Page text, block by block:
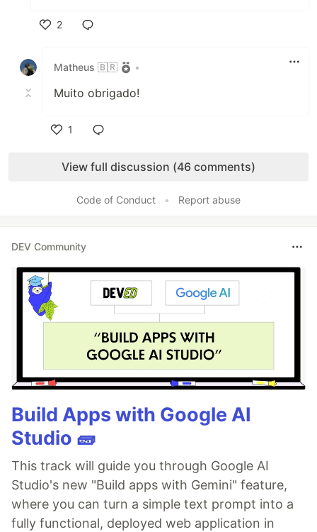
2
Matheus 🇧🇷
•
Muito obrigado!
1
View full discussion (46 comments)
Code of Conduct • Report abuse
DEV Community
Build Apps with Google AI
Studio 🧱
This track will guide you through Google AI
Studio's new "Build apps with Gemini" feature,
where you can turn a simple text prompt into a
fully functional, deployed web application in